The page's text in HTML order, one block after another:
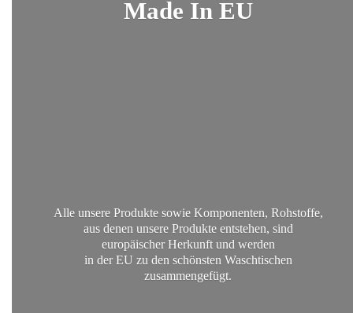
Made In EU
Alle unsere Produkte sowie Komponenten, Rohstoffe,
aus denen unsere Produkte entstehen, sind
europäischer Herkunft und werden
in der EU zu den schönsten Waschtischen
zusammengefügt.